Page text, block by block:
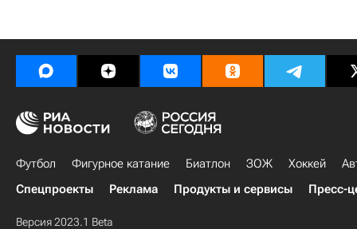
Футбол Фигурное катание Биатлон ЗОЖ Хоккей
Спецпроекты
Реклама Продукты и сервисы Пресс-
Версия 2023.1 Beta